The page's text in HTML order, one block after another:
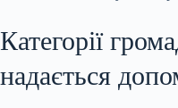
Категорії
надається